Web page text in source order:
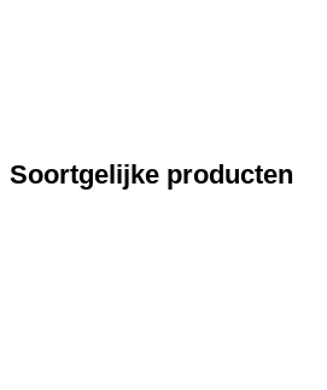
Soortgelijke producten